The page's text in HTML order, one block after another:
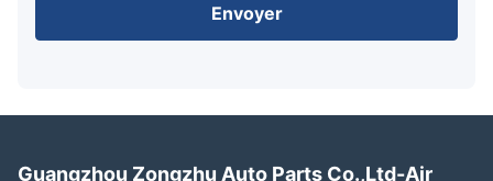
Envoyer
Guangzhou Zongzhu Auto Parts Co.,Ltd-Air